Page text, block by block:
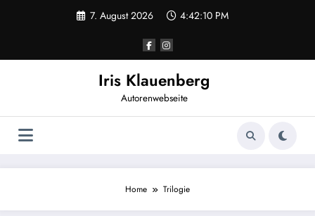
7. August 2026 4:42:10 PM
Iris Klauenberg
Autorenwebseite
Home Trilogie